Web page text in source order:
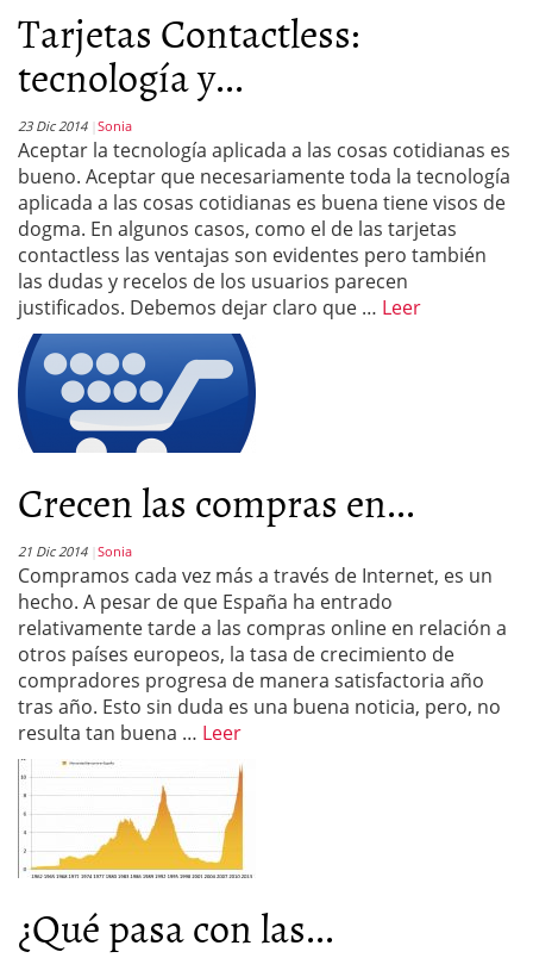
Tarjetas Contactless:
tecnología y...
23 Dic 2014 Sonia
Aceptar la tecnología aplicada a las cosas cotidianas es
bueno. Aceptar que necesariamente toda la tecnología
aplicada a las cosas cotidianas es buena tiene visos de
dogma. En algunos casos, como el de las tarjetas
contactless las ventajas son evidentes pero también
las dudas y recelos de los usuarios parecen
justificados. Debemos dejar claro que … Leer
Crecen las compras en...
21 Dic 2014 Sonia
Compramos cada vez más a través de Internet, es un
hecho. A pesar de que España ha entrado
relativamente tarde a las compras online en relación a
otros países europeos, la tasa de crecimiento de
compradores progresa de manera satisfactoria año
tras año. Esto sin duda es una buena noticia, pero, no
resulta tan buena … Leer
¿Qué pasa con las...